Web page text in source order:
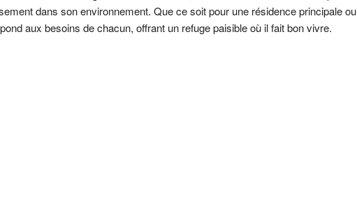
dans son environnement. Que ce soit pour une résidence principale ou
aux besoins de chacun, offrant un refuge paisible où il fait bon vivre.